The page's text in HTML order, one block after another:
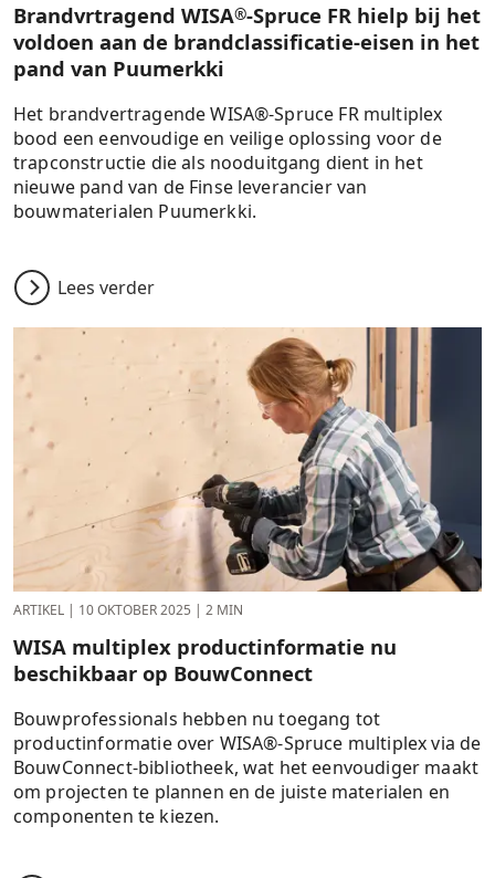
Brandvrtragend WISA®-Spruce FR hielp bij het
voldoen aan de brandclassificatie-eisen in het
pand van Puumerkki
Het brandvertragende WISA®-Spruce FR multiplex
bood een eenvoudige en veilige oplossing voor de
trapconstructie die als nooduitgang dient in het
nieuwe pand van de Finse leverancier van
bouwmaterialen Puumerkki.
Lees verder
ARTIKEL | 10 OKTOBER 2025 | 2 MIN
WISA multiplex productinformatie nu
beschikbaar op BouwConnect
Bouwprofessionals hebben nu toegang tot
productinformatie over WISA®-Spruce multiplex via de
BouwConnect-bibliotheek, wat het eenvoudiger maakt
om projecten te plannen en de juiste materialen en
componenten te kiezen.